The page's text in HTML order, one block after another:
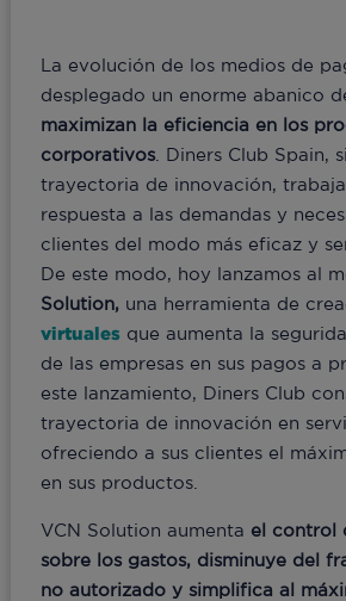
La evolución de los medios de
desplegado un enorme abanico
maximizan la eficiencia en los
corporativos. Diners Club Spain,
trayectoria de innovación,
respuesta a las demandas y
clientes del modo más eficaz y
De este modo, hoy lanzamos al
Solution, una herramienta de
virtualesque aumenta la
de las empresas en sus pagos a
este lanzamiento, Diners Club
trayectoria de innovación en
ofreciendo a sus clientes el
en sus productos.
VCN Solution aumenta el control
sobre los gastos, disminuye del
no autorizado y simplifica al